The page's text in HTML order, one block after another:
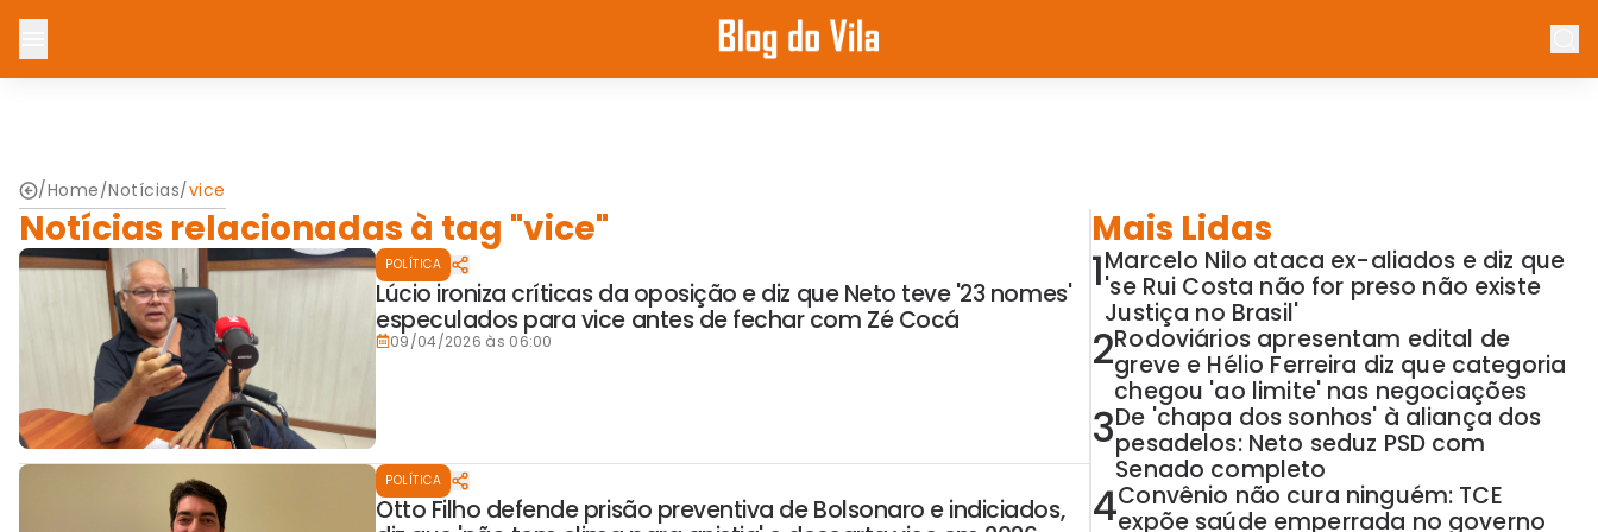
/Home/Notícias/vice
Notícias relacionadas à tag "vice"
POLÍTICA
Lúcio ironiza críticas da oposição e diz que Neto teve '23 nomes'
especulados para vice antes de fechar com Zé Cocá
09/04/2026 às 06:00
POLÍTICA
Otto Filho defende prisão preventiva de Bolsonaro e indiciados,
Mais Lidas
1Marcelo Nilo ataca ex-aliados e diz que
'se Rui Costa não for preso não existe
Justiça no Brasil'
2Rodoviários apresentam edital de
greve e Hélio Ferreira diz que categoria
chegou 'ao limite' nas negociações
3De 'chapa dos sonhos' à aliança dos
pesadelos: Neto seduz PSD com
Senado completo
4Convênio não cura ninguém: TCE
expõe saúde emperrada no governo